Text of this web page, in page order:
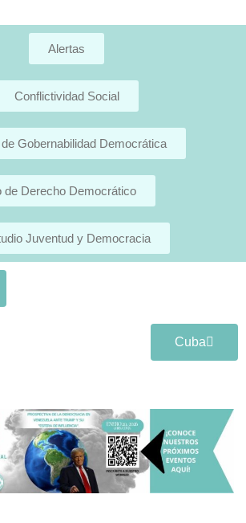
Alertas
Conflictividad Social
Gobernabilidad Democrática
de Derecho Democrático
Juventud y Democracia
Cuba